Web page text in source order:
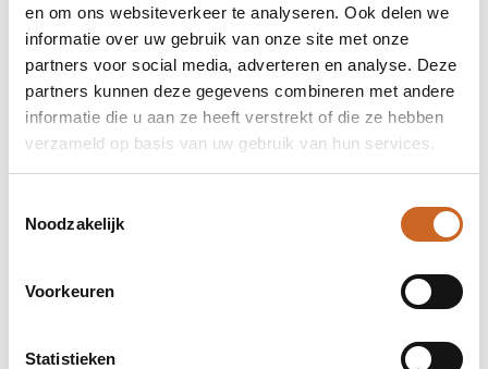
en om ons websiteverkeer te analyseren. Ook delen we
informatie over uw gebruik van onze site met onze
partners voor social media, adverteren en analyse. Deze
partners kunnen deze gegevens combineren met andere
informatie die u aan ze heeft verstrekt of die ze hebben
verzameld op basis van uw gebruik van hun services.
Noodzakelijk
Voorkeuren
Statistieken
Levertijden in overleg
Bij ons staat klanttevredenheid centraal. Daarom